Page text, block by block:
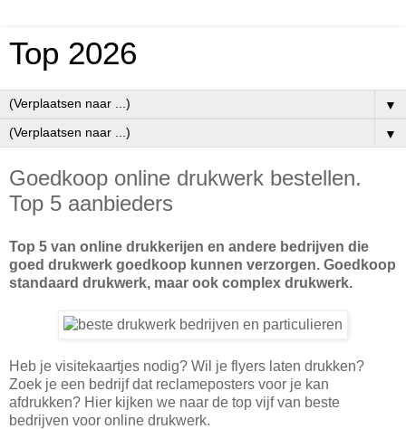
Top 2026
▼
▼
Goedkoop online drukwerk bestellen.
Top 5 aanbieders
Top 5 van online drukkerijen en andere bedrijven die
goed drukwerk goedkoop kunnen verzorgen. Goedkoop
standaard drukwerk, maar ook complex drukwerk.
Heb je visitekaartjes nodig? Wil je flyers laten drukken?
Zoek je een bedrijf dat reclameposters voor je kan
afdrukken? Hier kijken we naar de top vijf van beste
bedrijven voor online drukwerk.